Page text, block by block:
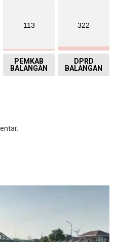
113
PEMKAB
BALANGAN
322
DPRD
BALANGAN